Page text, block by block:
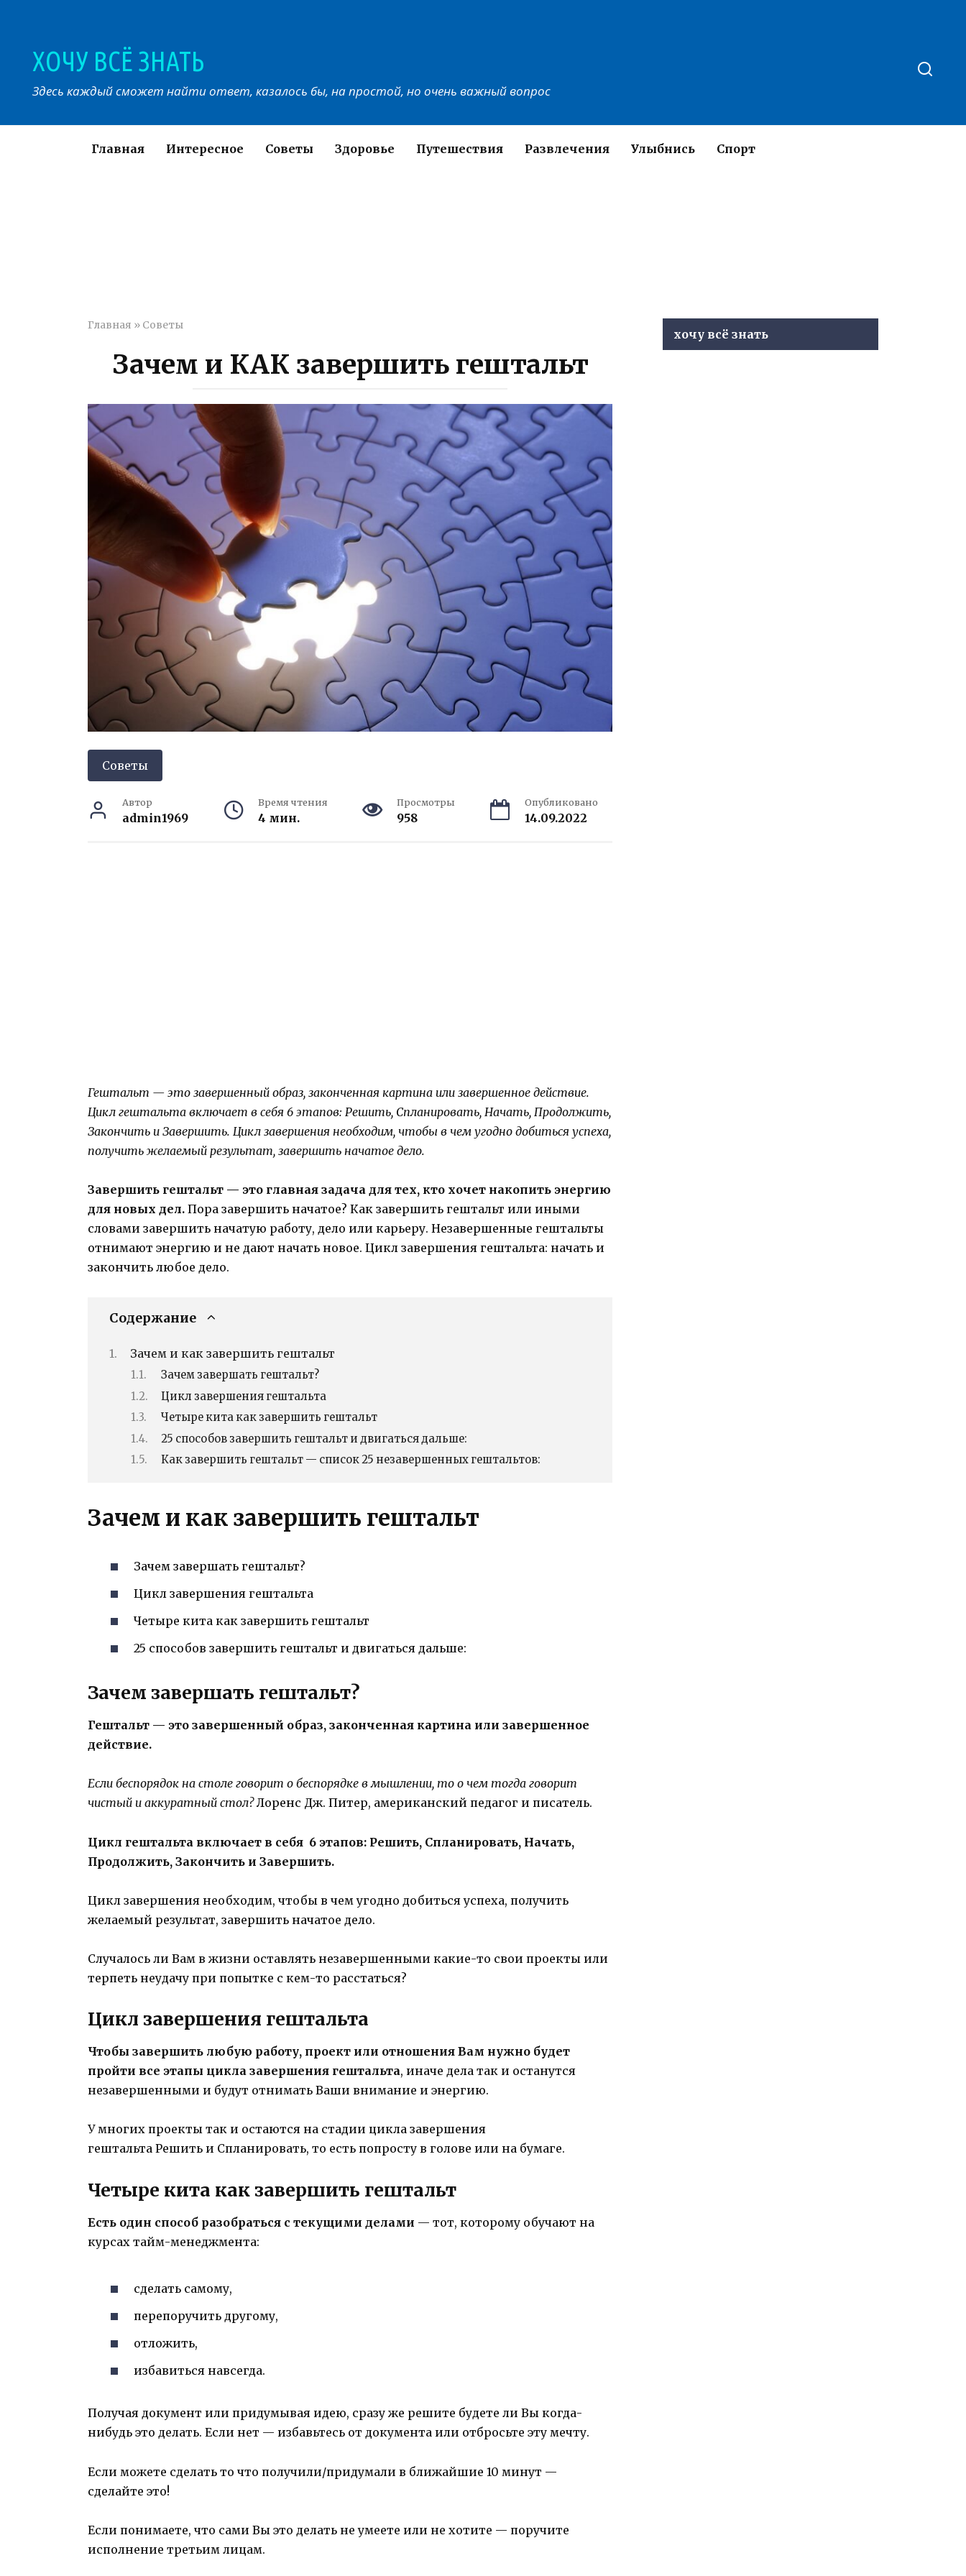
ХОЧУ ВСЁ ЗНАТЬ
Здесь каждый сможет найти ответ, казалось бы, на простой, но очень важный вопрос
Главная Интересное Советы Здоровье Путешествия Развлечения Улыбнись Спорт
Главная » Советы
Зачем и КАК завершить гештальт
Советы
Автор
admin1969
Время чтения
4 мин.
Просмотры
958
Опубликовано
14.09.2022
Гештальт — это завершенный образ, законченная картина или завершенное действие.
Цикл гештальта включает в себя 6 этапов: Решить, Спланировать, Начать, Продолжить,
Закончить и Завершить. Цикл завершения необходим, чтобы в чем угодно добиться успеха,
получить желаемый результат, завершить начатое дело.
Завершить гештальт — это главная задача для тех, кто хочет накопить энергию
для новых дел. Пора завершить начатое? Как завершить гештальт или иными
словами завершить начатую работу, дело или карьеру. Незавершенные гештальты
отнимают энергию и не дают начать новое. Цикл завершения гештальта: начать и
закончить любое дело.
Содержание
Зачем и как завершить гештальт
Зачем завершать гештальт?
Цикл завершения гештальта
Четыре кита как завершить гештальт
25 способов завершить гештальт и двигаться дальше:
Как завершить гештальт — список 25 незавершенных гештальтов:
Зачем и как завершить гештальт
Зачем завершать гештальт?
Цикл завершения гештальта
Четыре кита как завершить гештальт
25 способов завершить гештальт и двигаться дальше:
Зачем завершать гештальт?
Гештальт — это завершенный образ, законченная картина или завершенное
действие.
Если беспорядок на столе говорит о беспорядке в мышлении, то о чем тогда говорит
чистый и аккуратный стол?Лоренс Дж. Питер, американский педагог и писатель.
Цикл гештальта включает в себя 6 этапов: Решить, Спланировать, Начать,
Продолжить, Закончить и Завершить.
Цикл завершения необходим, чтобы в чем угодно добиться успеха, получить
желаемый результат, завершить начатое дело.
Случалось ли Вам в жизни оставлять незавершенными какие-то свои проекты или
терпеть неудачу при попытке с кем-то расстаться?
Цикл завершения гештальта
Чтобы завершить любую работу, проект или отношения Вам нужно будет
пройти все этапы цикла завершения гештальта, иначе дела так и останутся
незавершенными и будут отнимать Ваши внимание и энергию.
У многих проекты так и остаются на стадии цикла завершения
гештальта Решить и Спланировать, то есть попросту в голове или на бумаге.
Четыре кита как завершить гештальт
Есть один способ разобраться с текущими делами — тот, которому обучают на
курсах тайм-менеджмента:
сделать самому,
перепоручить другому,
отложить,
избавиться навсегда.
Получая документ или придумывая идею, сразу же решите будете ли Вы когда-
нибудь это делать. Если нет — избавьтесь от документа или отбросьте эту мечту.
Если можете сделать то что получили/придумали в ближайшие 10 минут —
сделайте это!
Если понимаете, что сами Вы это делать не умеете или не хотите — поручите
исполнение третьим лицам.
хочу всё знать